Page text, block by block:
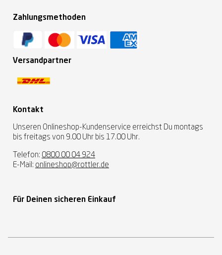
Zahlungsmethoden
Versandpartner
Kontakt
Unseren Onlineshop-Kundenservice erreichst Du montags
bis freitags von 9.00 Uhr bis 17.00 Uhr.
Telefon: 0800 00 04 924
E-Mail: onlineshop@rottler.de
Für Deinen sicheren Einkauf